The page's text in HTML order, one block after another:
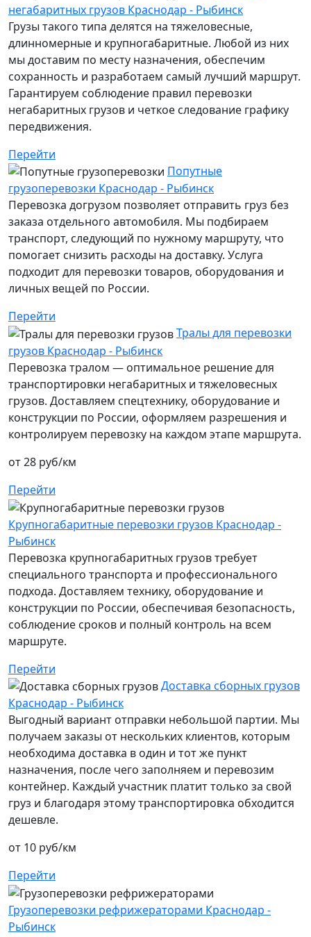
негабаритных грузов Краснодар - Рыбинск
Грузы такого типа делятся на тяжеловесные,
длинномерные и крупногабаритные. Любой из них
мы доставим по месту назначения, обеспечим
сохранность и разработаем самый лучший маршрут.
Гарантируем соблюдение правил перевозки
негабаритных грузов и четкое следование графику
передвижения.
Перейти
Попутные
грузоперевозки Краснодар - Рыбинск
Перевозка догрузом позволяет отправить груз без
заказа отдельного автомобиля. Мы подбираем
транспорт, следующий по нужному маршруту, что
помогает снизить расходы на доставку. Услуга
подходит для перевозки товаров, оборудования и
личных вещей по России.
Перейти
Тралы для перевозки
грузов Краснодар - Рыбинск
Перевозка тралом — оптимальное решение для
транспортировки негабаритных и тяжеловесных
грузов. Доставляем спецтехнику, оборудование и
конструкции по России, оформляем разрешения и
контролируем перевозку на каждом этапе маршрута.
от 28 руб/км
Перейти
Крупногабаритные перевозки грузов Краснодар -
Рыбинск
Перевозка крупногабаритных грузов требует
специального транспорта и профессионального
подхода. Доставляем технику, оборудование и
конструкции по России, обеспечивая безопасность,
соблюдение сроков и полный контроль на всем
маршруте.
Перейти
Доставка сборных грузов
Краснодар - Рыбинск
Выгодный вариант отправки небольшой партии. Мы
получаем заказы от нескольких клиентов, которым
необходима доставка в один и тот же пункт
назначения, после чего заполняем и перевозим
контейнер. Каждый участник платит только за свой
груз и благодаря этому транспортировка обходится
дешевле.
от 10 руб/км
Перейти
Грузоперевозки рефрижераторами Краснодар -
Рыбинск